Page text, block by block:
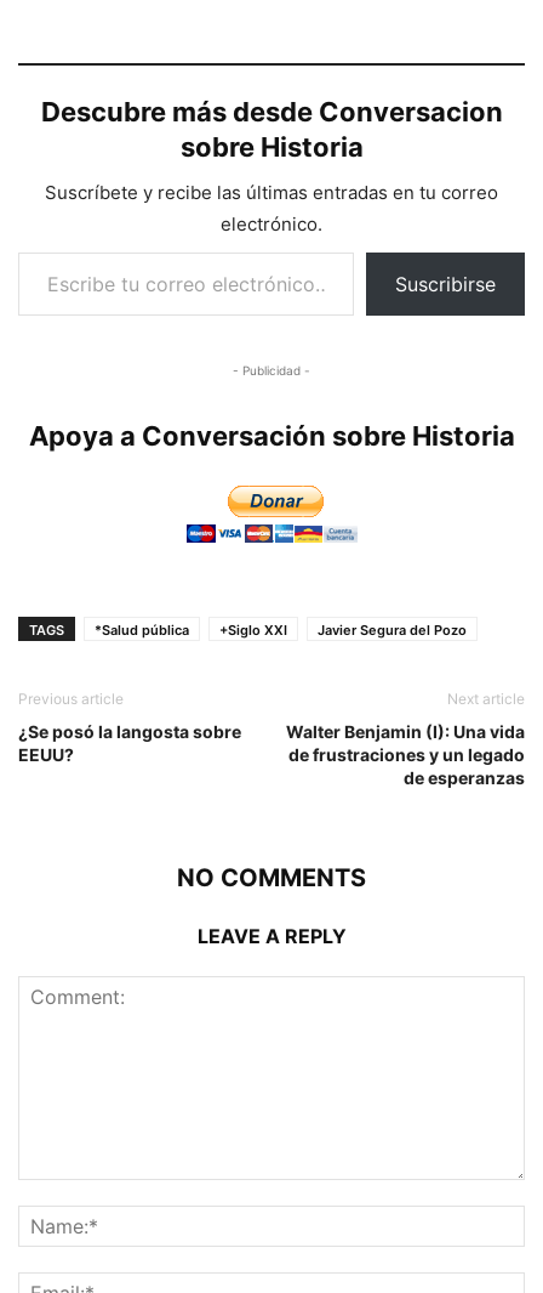
Descubre más desde Conversacion
sobre Historia
Suscríbete y recibe las últimas entradas en tu correo
electrónico.
Escribe tu correo electrónico…
Suscribirse
- Publicidad -
Apoya a Conversación sobre Historia
TAGS *Salud pública +Siglo XXI Javier Segura del Pozo
Previous article
¿Se posó la langosta sobre
EEUU?
Next article
Walter Benjamin (I): Una vida
de frustraciones y un legado
de esperanzas
NO COMMENTS
LEAVE A REPLY